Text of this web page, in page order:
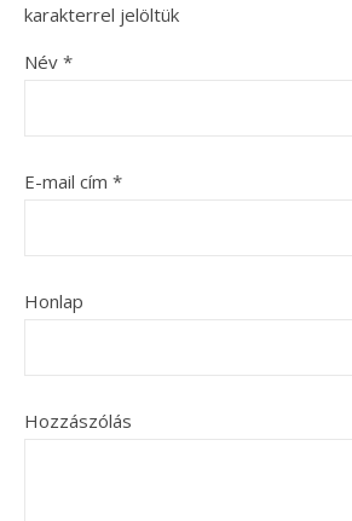
karakterrel jelöltük
Név *
E-mail cím *
Honlap
Hozzászólás